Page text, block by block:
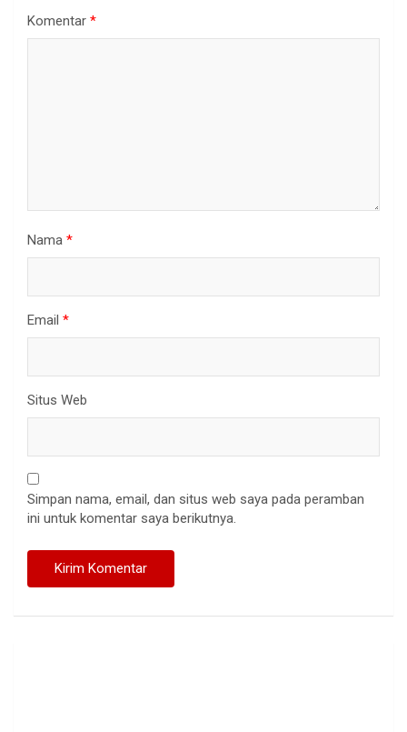
Komentar *
Nama *
Email *
Situs Web
Simpan nama, email, dan situs web saya pada peramban
ini untuk komentar saya berikutnya.